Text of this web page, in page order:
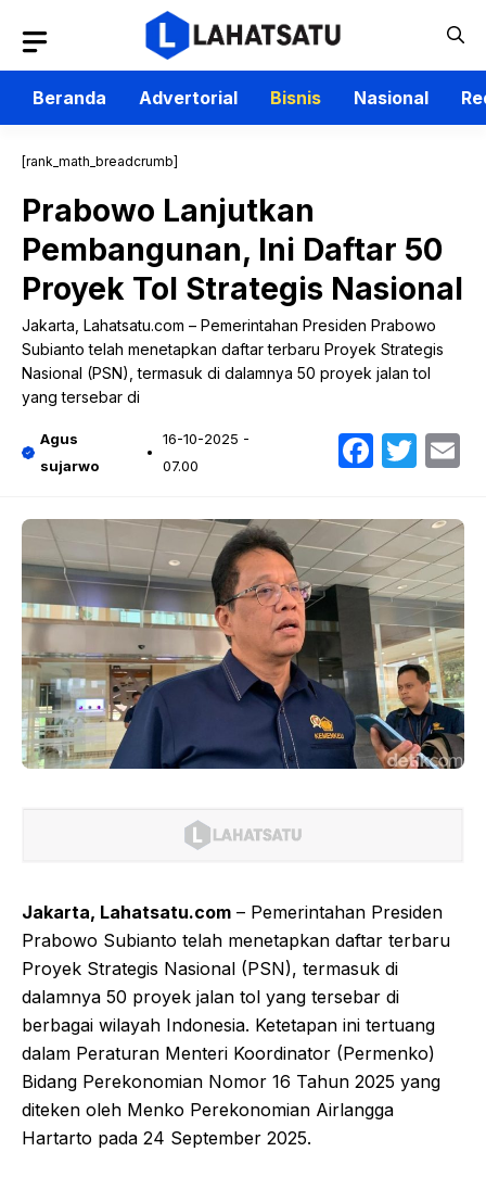
isi
Beranda
Advertorial Bisnis Nasional
[rank_math_breadcrumb]
Prabowo Lanjutkan
Pembangunan, Ini Daftar 50
Proyek Tol Strategis Nasional
Jakarta, Lahatsatu.com – Pemerintahan Presiden Prabowo
Subianto telah menetapkan daftar terbaru Proyek Strategis
Nasional (PSN), termasuk di dalamnya 50 proyek jalan tol
yang tersebar di
Agus
sujarwo
16-10-2025 -
07.00
Jakarta, Lahatsatu.com – Pemerintahan Presiden
Prabowo Subianto telah menetapkan daftar terbaru
Proyek Strategis Nasional (PSN), termasuk di
dalamnya 50 proyek jalan tol yang tersebar di
berbagai wilayah Indonesia. Ketetapan ini tertuang
dalam Peraturan Menteri Koordinator (Permenko)
Bidang Perekonomian Nomor 16 Tahun 2025 yang
diteken oleh Menko Perekonomian Airlangga
Hartarto pada 24 September 2025.